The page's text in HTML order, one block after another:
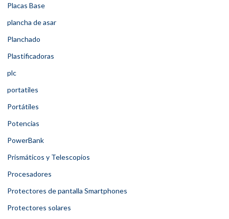
Placas Base
plancha de asar
Planchado
Plastificadoras
plc
portatiles
Portátiles
Potencias
PowerBank
Prismáticos y Telescopios
Procesadores
Protectores de pantalla Smartphones
Protectores solares